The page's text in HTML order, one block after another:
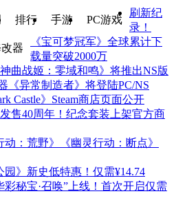
排行 手游 PC游戏
器
刷新纪
录！
《宝可梦冠军》全球累计下
载量突破2000万
曲战姬：零域和鸣》将推出NS版
《异常制造者》将登陆PC/NS
Castle》Steam商店页面公开
售40周年！纪念套装上架官方商
动：荒野》《幽灵行动：断点》
园》新史低特惠！仅需¥14.74
秘宝·召唤”上线！首次开启仅需